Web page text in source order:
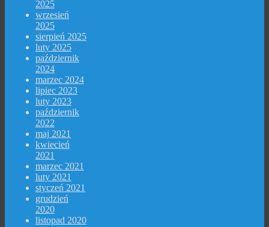
2025
wrzesień
2025
sierpień 2025
luty 2025
październik
2024
marzec 2024
lipiec 2023
luty 2023
październik
2022
maj 2021
kwiecień
2021
marzec 2021
luty 2021
styczeń 2021
grudzień
2020
listopad 2020